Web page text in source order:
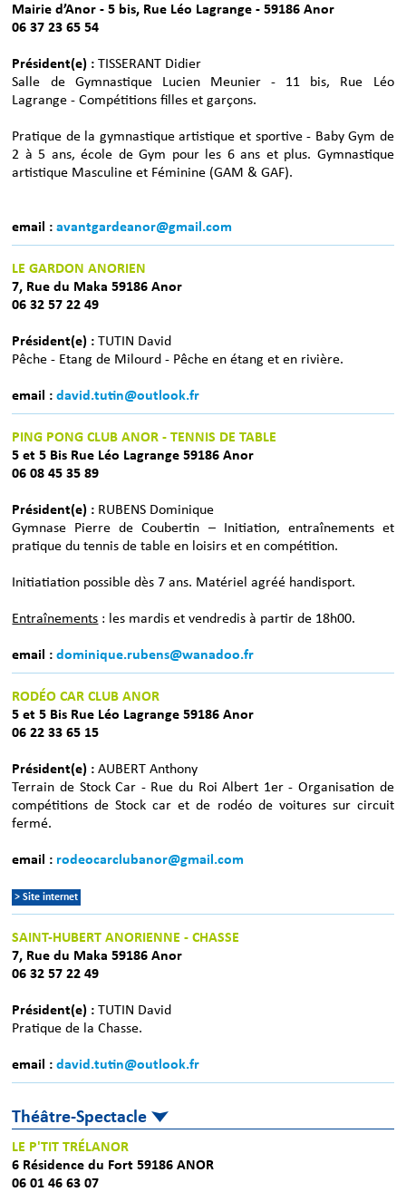
Mairie d’Anor - 5 bis, Rue Léo Lagrange - 59186 Anor
06 37 23 65 54
Président(e) : TISSERANT Didier
Salle de Gymnastique Lucien Meunier - 11 bis, Rue Léo
Lagrange - Compétitions filles et garçons.
Pratique de la gymnastique artistique et sportive - Baby Gym de
2 à 5 ans, école de Gym pour les 6 ans et plus. Gymnastique
artistique Masculine et Féminine (GAM & GAF).
email : avantgardeanor@gmail.com
LE GARDON ANORIEN
7, Rue du Maka 59186 Anor
06 32 57 22 49
Président(e) : TUTIN David
Pêche - Etang de Milourd - Pêche en étang et en rivière.
email : david.tutin@outlook.fr
PING PONG CLUB ANOR - TENNIS DE TABLE
5 et 5 Bis Rue Léo Lagrange 59186 Anor
06 08 45 35 89
Président(e) : RUBENS Dominique
Gymnase Pierre de Coubertin – Initiation, entraînements et
pratique du tennis de table en loisirs et en compétition.
Initiatiation possible dès 7 ans. Matériel agréé handisport.
Entraînements : les mardis et vendredis à partir de 18h00.
email : dominique.rubens@wanadoo.fr
RODÉO CAR CLUB ANOR
5 et 5 Bis Rue Léo Lagrange 59186 Anor
06 22 33 65 15
Président(e) : AUBERT Anthony
Terrain de Stock Car - Rue du Roi Albert 1er - Organisation de
compétitions de Stock car et de rodéo de voitures sur circuit
fermé.
email : rodeocarclubanor@gmail.com
> Site internet
SAINT-HUBERT ANORIENNE - CHASSE
7, Rue du Maka 59186 Anor
06 32 57 22 49
Président(e) : TUTIN David
Pratique de la Chasse.
email : david.tutin@outlook.fr
Théâtre-Spectacle
LE P'TIT TRÉLANOR
6 Résidence du Fort 59186 ANOR
06 01 46 63 07